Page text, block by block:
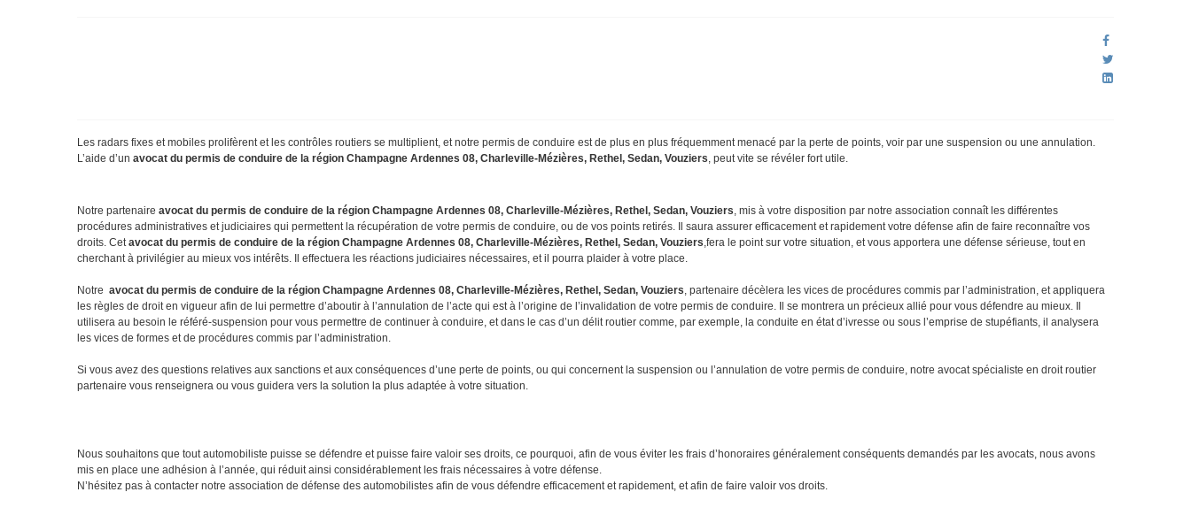
Les radars fixes et mobiles prolifèrent et les contrôles routiers se multiplient, et notre permis de conduire est de plus en plus fréquemment menacé par la perte de points, voir par une suspension ou une annulation.
L’aide d’un avocat du permis de conduire de la région Champagne Ardennes 08, Charleville-Mézières, Rethel, Sedan, Vouziers, peut vite se révéler fort utile.
Notre partenaire avocat du permis de conduire de la région Champagne Ardennes 08, Charleville-Mézières, Rethel, Sedan, Vouziers, mis à votre disposition par notre association connaît les différentes
procédures administratives et judiciaires qui permettent la récupération de votre permis de conduire, ou de vos points retirés. Il saura assurer efficacement et rapidement votre défense afin de faire reconnaître vos
droits. Cetavocat du permis de conduire de la région Champagne Ardennes 08, Charleville-Mézières, Rethel, Sedan, Vouziers,fera le point sur votre situation, et vous apportera une défense sérieuse, tout en
cherchant à privilégier au mieux vos intérêts. Il effectuera les réactions judiciaires nécessaires, et il pourra plaider à votre place.
Notre avocat du permis de conduire de la région Champagne Ardennes 08, Charleville-Mézières, Rethel, Sedan, Vouziers, partenaire décèlera les vices de procédures commis par l’administration, et appliquera
les règles de droit en vigueur afin de lui permettre d’aboutir à l’annulation de l’acte qui est à l’origine de l’invalidation de votre permis de conduire. Il se montrera un précieux allié pour vous défendre au mieux. Il
utilisera au besoin le référé-suspension pour vous permettre de continuer à conduire, et dans le cas d’un délit routier comme, par exemple, la conduite en état d’ivresse ou sous l’emprise de stupéfiants, il analysera
les vices de formes et de procédures commis par l’administration.
Si vous avez des questions relatives aux sanctions et aux conséquences d’une perte de points, ou qui concernent la suspension ou l’annulation de votre permis de conduire, notre avocat spécialiste en droit routier
partenaire vous renseignera ou vous guidera vers la solution la plus adaptée à votre situation.
Nous souhaitons que tout automobiliste puisse se défendre et puisse faire valoir ses droits, ce pourquoi, afin de vous éviter les frais d’honoraires généralement conséquents demandés par les avocats, nous avons
mis en place une adhésion à l’année, qui réduit ainsi considérablement les frais nécessaires à votre défense.
N’hésitez pas à contacter notre association de défense des automobilistes afin de vous défendre efficacement et rapidement, et afin de faire valoir vos droits.